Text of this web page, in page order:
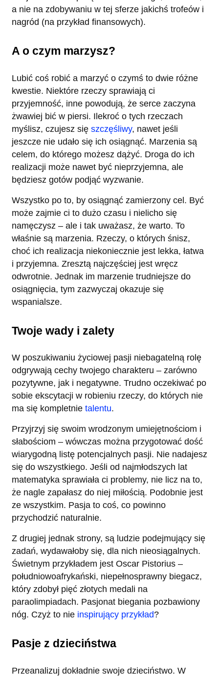
a nie na zdobywaniu w tej sferze jakichś trofeów i
nagród (na przykład finansowych).
A o czym marzysz?
Lubić coś robić a marzyć o czymś to dwie różne
kwestie. Niektóre rzeczy sprawiają ci
przyjemność, inne powodują, że serce zaczyna
żwawiej bić w piersi. Ilekroć o tych rzeczach
myślisz, czujesz się szczęśliwy, nawet jeśli
jeszcze nie udało się ich osiągnąć. Marzenia są
celem, do którego możesz dążyć. Droga do ich
realizacji może nawet być nieprzyjemna, ale
będziesz gotów podjąć wyzwanie.
Wszystko po to, by osiągnąć zamierzony cel. Być
może zajmie ci to dużo czasu i nielicho się
namęczysz – ale i tak uważasz, że warto. To
właśnie są marzenia. Rzeczy, o których śnisz,
choć ich realizacja niekoniecznie jest lekka, łatwa
i przyjemna. Zresztą najczęściej jest wręcz
odwrotnie. Jednak im marzenie trudniejsze do
osiągnięcia, tym zazwyczaj okazuje się
wspanialsze.
Twoje wady i zalety
W poszukiwaniu życiowej pasji niebagatelną rolę
odgrywają cechy twojego charakteru – zarówno
pozytywne, jak i negatywne. Trudno oczekiwać po
sobie ekscytacji w robieniu rzeczy, do których nie
ma się kompletnie talentu.
Przyjrzyj się swoim wrodzonym umiejętnościom i
słabościom – wówczas można przygotować dość
wiarygodną listę potencjalnych pasji. Nie nadajesz
się do wszystkiego. Jeśli od najmłodszych lat
matematyka sprawiała ci problemy, nie licz na to,
że nagle zapałasz do niej miłością. Podobnie jest
ze wszystkim. Pasja to coś, co powinno
przychodzić naturalnie.
Z drugiej jednak strony, są ludzie podejmujący się
zadań, wydawałoby się, dla nich nieosiągalnych.
Świetnym przykładem jest Oscar Pistorius –
południowoafrykański, niepełnosprawny biegacz,
który zdobył pięć złotych medali na
paraolimpiadach. Pasjonat biegania pozbawiony
nóg. Czyż to nie inspirujący przykład?
Pasje z dzieciństwa
Przeanalizuj dokładnie swoje dzieciństwo. W